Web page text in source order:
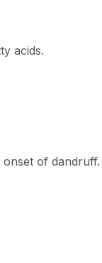
acids.
onset of dandruff.